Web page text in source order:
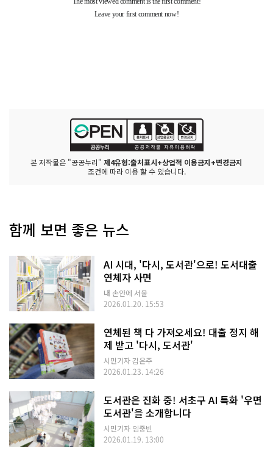
본 저작물은 "공공누리" 제4유형:출처표시+상업적 이용금지+변경금지
조건에 따라 이용 할 수 있습니다.
함께 보면 좋은 뉴스
AI 시대, '다시, 도서관'으로! 도서대출
연체자 사면
내 손안에 서울
2026.01.20. 15:53
연체된 책 다 가져오세요! 대출 정지 해
제 받고 '다시, 도서관'
시민기자 김은주
2026.01.23. 14:26
도서관은 진화 중! 서초구 AI 특화 '우면
도서관'을 소개합니다
시민기자 임중빈
2026.01.19. 13:00